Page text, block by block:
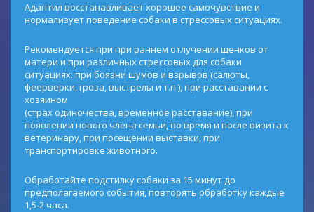
Адаптил восстанавливает хорошее самочувствие и
нормализует поведение собаки в стрессовых ситуациях.
Рекомендуется при при раннем отлучении щенков от
матери и при различных стрессовых для собаки
ситуациях: при боязни шумов и взрывов (салюты,
феерверки, гроза, выстрелы и т.п.), при расставании с
хозяином
(страх одиночества, временное расставание), при
появлении нового члена семьи, во время и после визита к
ветеринару, при посещении выставки, при
транспортировке животного.
Обработайте подстилку собаки за 15 минут до
предполагаемого события, повторять обработку каждые
1,5-2 часа.